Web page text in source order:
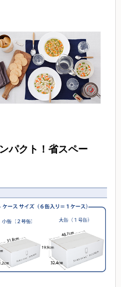
パクト！省スペー